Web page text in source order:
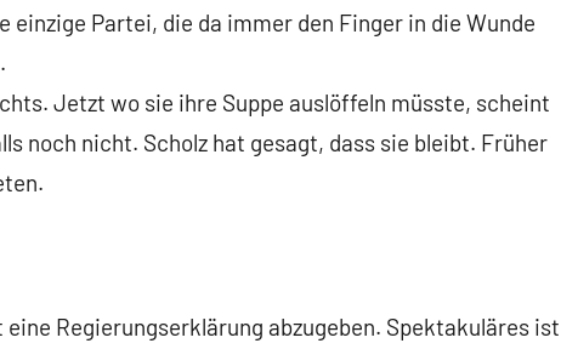
Partei, die da immer den Finger in die Wunde
Jetzt wo sie ihre Suppe auslöffeln müsste, scheint
noch nicht. Scholz hat gesagt, dass sie bleibt. Früher
Regierungserklärung abzugeben. Spektakuläres ist